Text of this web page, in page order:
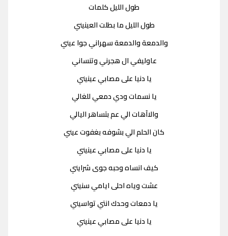
طول الليل كلمات
طول الليل ما بطلت العينيني
والدمعة والدمعة سهراني جوا عيني
عاوليفي ال هجرني وتنساني
يا دنيا على مصابي عينيني
يا نسمات ودي دمعي للغالي
والاآهات الي عم بتساهر اليالي
كان الحلم الي بشوفه بغفوت عيني
يا دنيا على مصابي عينيني
كيف انساه وحبه جوى شرايني
عشت وياه احلى ايامي سنيني
يا دمعات وحدك انتي تواسيني
يا دنيا على مصابي عينيني